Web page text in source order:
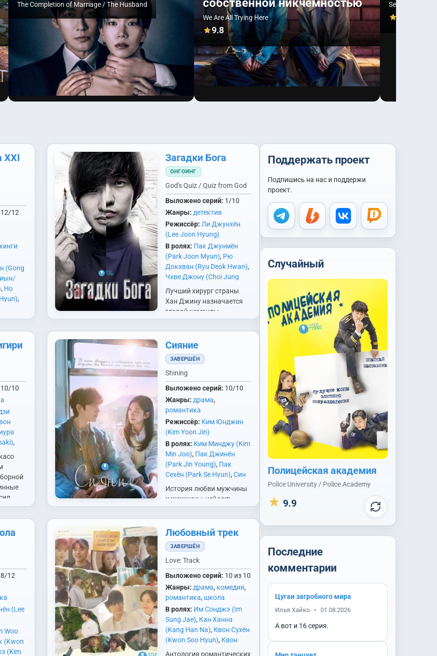
The Completion of Marriage / The Husband
собственной никчёмностью
We Are All Trying Here
9.8
See You at
XXI
12/12
(Gong
, Но
,
Seok)
в
У
Загадки Бога
ОНГОИНГ
God's Quiz / Quiz from God
Выложено серий: 1/10
Жанры: детектив
Режиссёр: Ли Джунхён
(Lee Joon Hyung)
В ролях: Пак Джунмён
(Park Joon Myun), Рю
Докхван (Ryu Deok Hwan),
Чхве Джону (Choi Jung
Woo)
Юн Джухи (Yoon Joo
Hee)
Лучший хирург страны
Хан Джину назначается
главой команды
присоединяется детектив
Кан Гёнхи -
привлекательная
женщина, обладающая
навыками боевых
искусств и обострённым
справедливости. Вместе
они…
10/10
,
Hoo)
Hee)
Сияние
ЗАВЕРШЁН
Shining
Выложено серий: 10/10
Жанры: драма,
романтика
Режиссёр: Ким Юнджин
(Kim Yoon Jin)
В ролях: Ким Минджу (Kim
Min Joo), Пак Джинён
(Park Jin Young), Пак
Сехён (Park Se Hyun), Син
Джэха (Shin Jae Ha)
История любви мужчины
и женщины, чей мир
них двоих. Эта связь
служит источником веры
и света в их жизнях. После
расставания в возрасте
19 лет…
8/12
(Lee
Woo
(Kwon
(Kim
Любовный трек
ЗАВЕРШЁН
Love: Track
Выложено серий: 10 из 10
Жанры: драма, комедия,
романтика, школа
В ролях: Им Сонджэ (Im
Sung Jae), Кан Ханна
(Kang Han Na), Квон Сухён
(Kwon Soo Hyun), Квон
Ынбин (Kwon Eun Bin)
Антология романтических
Поддержать проект
Подпишись на нас и поддержи
проект.
Случайный
Полицейская академия
Police University / Police Academy
★ 9.9
Последние
комментарии
Цугаи загробного мира
Илья Хайко • 01.08.2026
А вот и 16 серия.